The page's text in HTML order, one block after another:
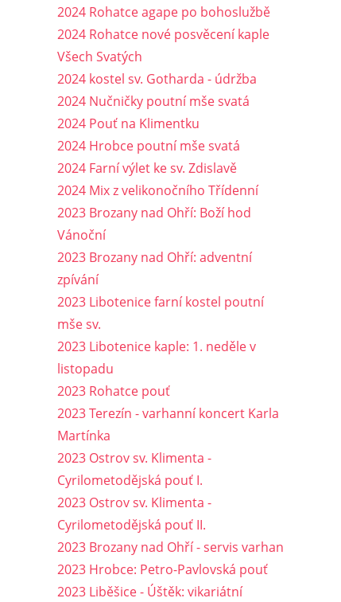
2024 Rohatce agape po bohoslužbě
2024 Rohatce nové posvěcení kaple
Všech Svatých
2024 kostel sv. Gotharda - údržba
2024 Nučničky poutní mše svatá
2024 Pouť na Klimentku
2024 Hrobce poutní mše svatá
2024 Farní výlet ke sv. Zdislavě
2024 Mix z velikonočního Třídenní
2023 Brozany nad Ohří: Boží hod
Vánoční
2023 Brozany nad Ohří: adventní
zpívání
2023 Libotenice farní kostel poutní
mše sv.
2023 Libotenice kaple: 1. neděle v
listopadu
2023 Rohatce pouť
2023 Terezín - varhanní koncert Karla
Martínka
2023 Ostrov sv. Klimenta -
Cyrilometodějská pouť I.
2023 Ostrov sv. Klimenta -
Cyrilometodějská pouť II.
2023 Brozany nad Ohří - servis varhan
2023 Hrobce: Petro-Pavlovská pouť
2023 Liběšice - Úštěk: vikariátní